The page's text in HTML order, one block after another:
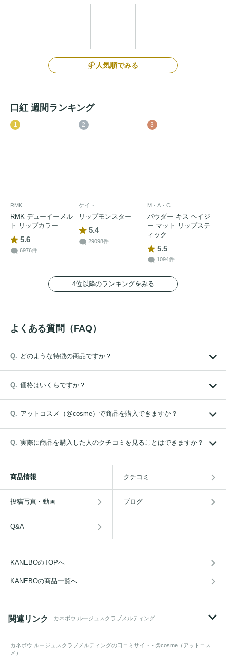
人気順でみる
口紅 週間ランキング
1
RMK
RMK デューイーメル
ト リップカラー
5.6
6976件
2
ケイト
リップモンスター
5.4
29098件
3
M・A・C
パウダー キス ヘイジ
ー マット リップステ
ィック
5.5
1094件
4位以降のランキングをみる
よくある質問（FAQ）
どのような特徴の商品ですか？
価格はいくらですか？
アットコスメ（@cosme）で商品を購入できますか？
実際に商品を購入した人のクチコミを見ることはできますか？
商品情報 クチコミ
投稿写真・動画 ブログ
Q&A
KANEBOのTOPへ
KANEBOの商品一覧へ
関連リンク カネボウ ルージュスクラブメルティング
カネボウ ルージュスクラブメルティングの口コミサイト - @cosme（アットコス
メ）